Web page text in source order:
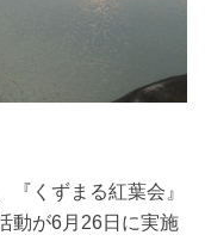
くずまる紅葉会』
動が6月26日に実施